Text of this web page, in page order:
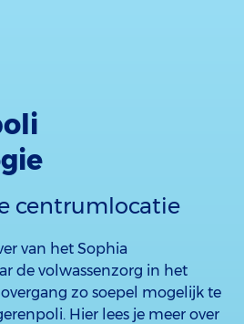
centrumlocatie
van het Sophia
de volwassenzorg in het
zo soepel mogelijk te
Hier lees je meer over